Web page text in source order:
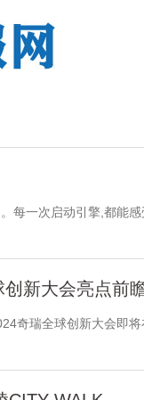
一次启动引擎,都能感
新大会亮点前
奇瑞全球创新大会